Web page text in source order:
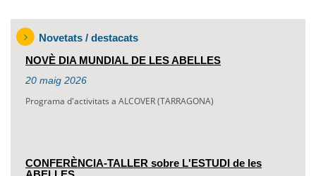
Novetats / destacats
NOVÈ DIA MUNDIAL DE LES ABELLES
20 maig 2026
Programa d'activitats a ALCOVER (TARRAGONA)
CONFERÈNCIA-TALLER sobre L'ESTUDI de les